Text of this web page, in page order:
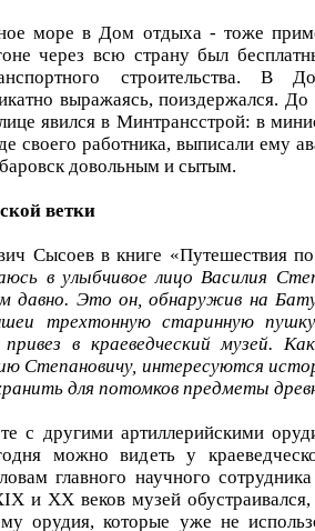
море в Дом отдыха - тоже
через всю страну был
строительства. В
выражаясь, поиздержался.
явился в Минтрансстрой: в
своего работника, выписали ему
довольным и сытым.
ветки
Сысоев в книге «Путешествия
в улыбчивое лицо Василия
давно. Это он, обнаружив на
трехтонную старинную
в краеведческий музей.
Степановичу, интересуются
для потомков предметы
с другими артиллерийскими
можно видеть у
главного научного
и XX веков музей
орудия, которые уже не